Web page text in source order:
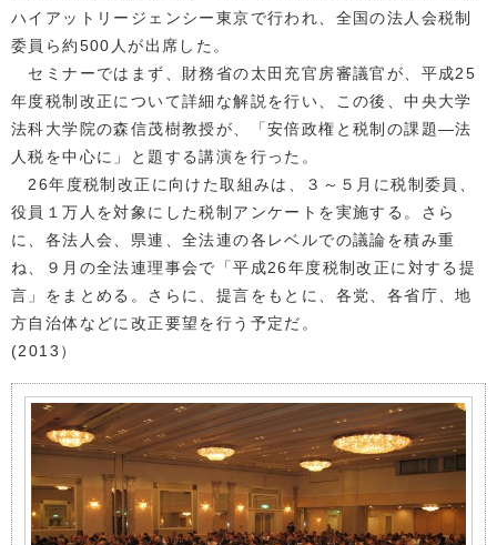
ハイアットリージェンシー東京で行われ、全国の法人会税制
委員ら約500人が出席した。
セミナーではまず、財務省の太田充官房審議官が、平成25
年度税制改正について詳細な解説を行い、この後、中央大学
法科大学院の森信茂樹教授が、「安倍政権と税制の課題―法
人税を中心に」と題する講演を行った。
26年度税制改正に向けた取組みは、３～５月に税制委員、
役員１万人を対象にした税制アンケートを実施する。さら
に、各法人会、県連、全法連の各レベルでの議論を積み重
ね、９月の全法連理事会で「平成26年度税制改正に対する提
言」をまとめる。さらに、提言をもとに、各党、各省庁、地
方自治体などに改正要望を行う予定だ。
(2013）